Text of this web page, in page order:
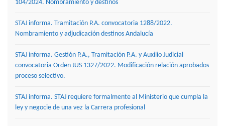
104/2024. Nombramiento y destinos
STAJ informa. Tramitación P.A. convocatoria 1288/2022.
Nombramiento y adjudicación destinos Andalucía
STAJ informa. Gestión P.A., Tramitación P.A. y Auxilio Judicial
convocatoria Orden JUS 1327/2022. Modificación relación aprobados
proceso selectivo.
STAJ informa. STAJ requiere formalmente al Ministerio que cumpla la
ley y negocie de una vez la Carrera profesional